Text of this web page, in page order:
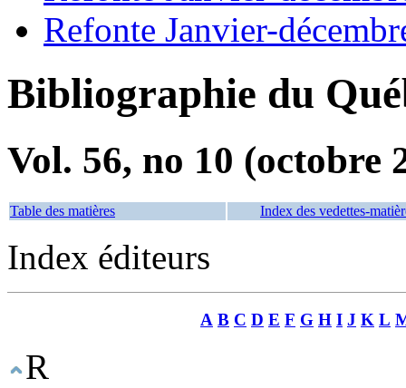
Refonte Janvier-
Bibliographie du
Vol. 56, no 10 (octobre
Table des matières Index des vedettes-
Index éditeurs
A B C D E F G H I J K L
R